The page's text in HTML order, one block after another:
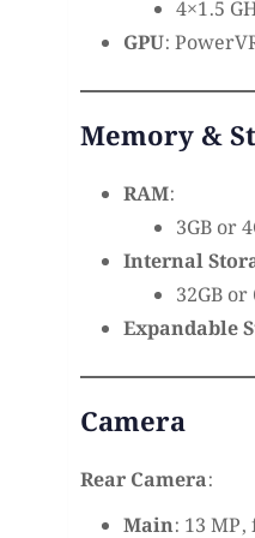
4×1.5
GPU:
Memory &
RAM:
3GB or
Internal
32GB or
Expandable
Camera
Rear Camera:
Main: 13